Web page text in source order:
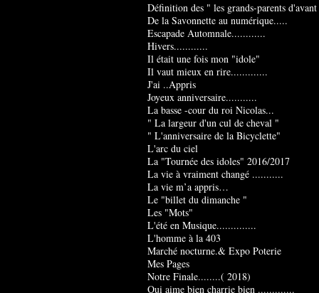
Définition des " les grands-parents
De la Savonnette au numérique.....
Escapade Automnale............
Hivers............
Il était une fois mon "idole"
Il vaut mieux en rire.............
J'ai ..Appris
Joyeux anniversaire...........
La basse -cour du roi Nicolas...
" La largeur d'un cul de cheval "
" L'anniversaire de la Bicyclette"
L'arc du ciel
La "Tournée des idoles" 2016/2017
La vie à vraiment changé ...........
La vie m’a appris…
Le "billet du dimanche "
Les "Mots"
L'été en Musique..............
L'homme à la 403
Marché nocturne.& Expo Poterie
Mes Pages
Notre Finale........( 2018)
Qui aime bien charrie bien .............